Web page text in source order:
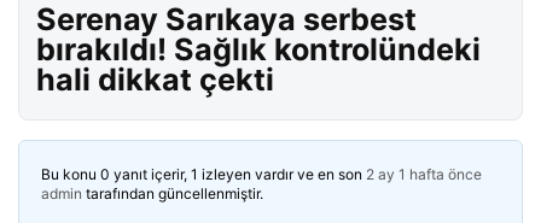
Serenay Sarıkaya serbest
bırakıldı! Sağlık kontrolündeki
hali dikkat çekti
Bu konu 0 yanıt içerir, 1 izleyen vardır ve en son 2 ay 1 hafta önce
admin tarafından güncellenmiştir.